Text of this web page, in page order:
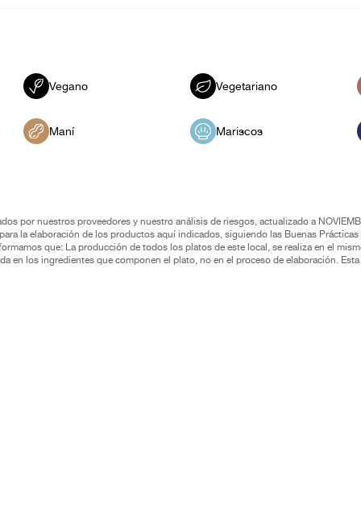
Vegano Vegetariano
Maní Mariscos
por nuestros proveedores y nuestro análisis de riesgos, actualizado a
la elaboración de los productos aquí indicados, siguiendo las Buenas
que: La producción de todos los platos de este local, se realiza en el
en los ingredientes que componen el plato, no en el proceso de elaboración.